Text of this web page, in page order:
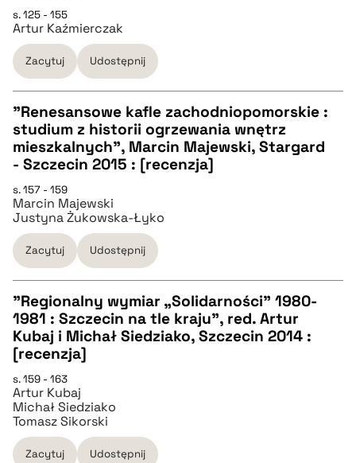
BIBTEX
pobierz cytat
s. 125 - 155
Artur Kaźmierczak
Zacytuj Udostępnij
CZYSTY TEKST
pobierz cytat
BIBTEX
pobierz cytat
"Renesansowe kafle zachodniopomorskie :
studium z historii ogrzewania wnętrz
mieszkalnych", Marcin Majewski, Stargard
- Szczecin 2015 : [recenzja]
s. 157 - 159
Marcin Majewski
Justyna Żukowska-Łyko
Zacytuj Udostępnij
CZYSTY TEKST
pobierz cytat
BIBTEX
"Regionalny wymiar „Solidarności” 1980-
1981 : Szczecin na tle kraju", red. Artur
Kubaj i Michał Siedziako, Szczecin 2014 :
[recenzja]
s. 159 - 163
Artur Kubaj
Michał Siedziako
Tomasz Sikorski
Zacytuj Udostępnij